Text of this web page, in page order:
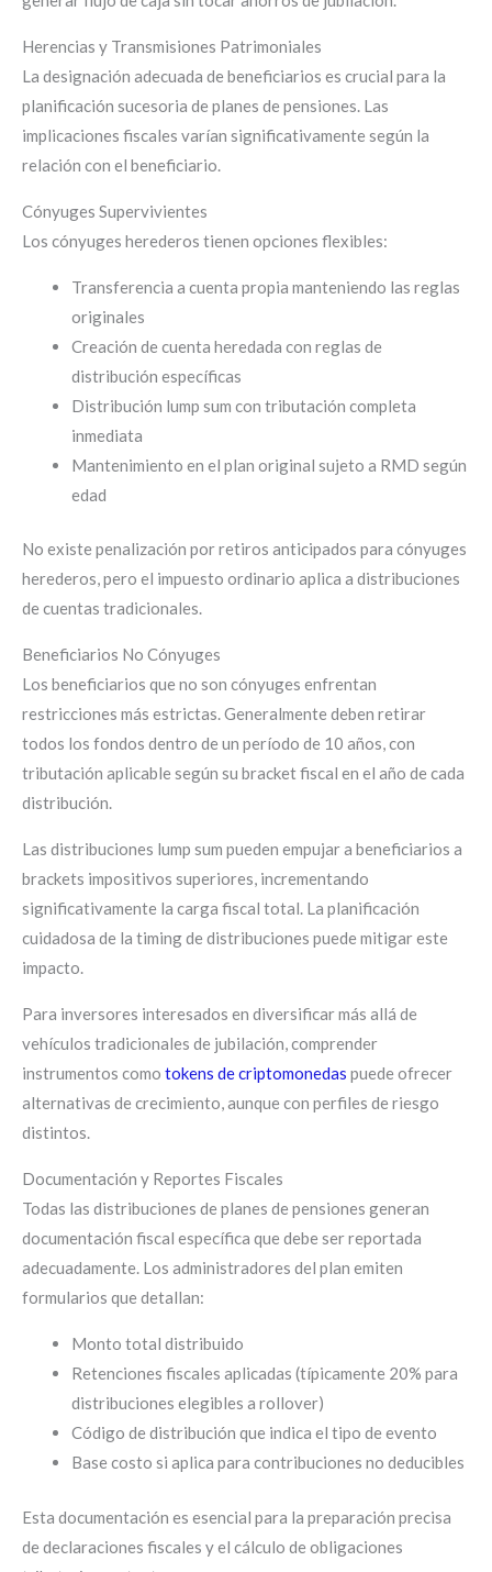
Herencias y Transmisiones Patrimoniales
La designación adecuada de beneficiarios es crucial para la
planificación sucesoria de planes de pensiones. Las
implicaciones fiscales varían significativamente según la
relación con el beneficiario.
Cónyuges Supervivientes
Los cónyuges herederos tienen opciones flexibles:
Transferencia a cuenta propia manteniendo las reglas
originales
Creación de cuenta heredada con reglas de
distribución específicas
Distribución lump sum con tributación completa
inmediata
Mantenimiento en el plan original sujeto a RMD según
edad
No existe penalización por retiros anticipados para cónyuges
herederos, pero el impuesto ordinario aplica a distribuciones
de cuentas tradicionales.
Beneficiarios No Cónyuges
Los beneficiarios que no son cónyuges enfrentan
restricciones más estrictas. Generalmente deben retirar
todos los fondos dentro de un período de 10 años, con
tributación aplicable según su bracket fiscal en el año de cada
distribución.
Las distribuciones lump sum pueden empujar a beneficiarios a
brackets impositivos superiores, incrementando
significativamente la carga fiscal total. La planificación
cuidadosa de la timing de distribuciones puede mitigar este
impacto.
Para inversores interesados en diversificar más allá de
vehículos tradicionales de jubilación, comprender
instrumentos como tokens de criptomonedas puede ofrecer
alternativas de crecimiento, aunque con perfiles de riesgo
distintos.
Documentación y Reportes Fiscales
Todas las distribuciones de planes de pensiones generan
documentación fiscal específica que debe ser reportada
adecuadamente. Los administradores del plan emiten
formularios que detallan:
Monto total distribuido
Retenciones fiscales aplicadas (típicamente 20% para
distribuciones elegibles a rollover)
Código de distribución que indica el tipo de evento
Base costo si aplica para contribuciones no deducibles
Esta documentación es esencial para la preparación precisa
de declaraciones fiscales y el cálculo de obligaciones